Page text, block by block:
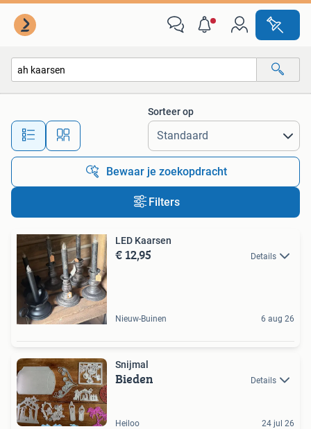
Alle afstanden…
Sorteer op
Bewaar je zoekopdracht
Filters
LED Kaarsen
€ 12,95 Details
Nieuw-Buinen 6 aug 26
Snijmal
Bieden Details
Heiloo 24 jul 26